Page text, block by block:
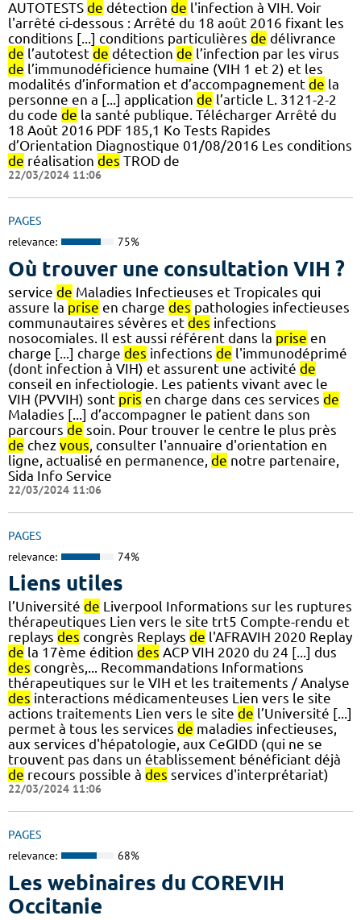
AUTOTESTS de détection de l'infection à VIH. Voir
l'arrêté ci-dessous : Arrêté du 18 août 2016 fixant les
conditions [...] conditions particulières de délivrance
de l’autotest de détection de l’infection par les virus
de l’immunodéficience humaine (VIH 1 et 2) et les
modalités d’information et d’accompagnement de la
personne en a [...] application de l’article L. 3121-2-2
du code de la santé publique. Télécharger Arrêté du
18 Août 2016 PDF 185,1 Ko Tests Rapides
d’Orientation Diagnostique 01/08/2016 Les conditions
de réalisation des TROD de
22/03/2024 11:06
PAGES
relevance: 75%
Où trouver une consultation VIH ?
service de Maladies Infectieuses et Tropicales qui
assure la prise en charge des pathologies infectieuses
communautaires sévères et des infections
nosocomiales. Il est aussi référent dans la prise en
charge [...] charge des infections de l'immunodéprimé
(dont infection à VIH) et assurent une activité de
conseil en infectiologie. Les patients vivant avec le
VIH (PVVIH) sont pris en charge dans ces services de
Maladies [...] d’accompagner le patient dans son
parcours de soin. Pour trouver le centre le plus près
de chez vous , consulter l'annuaire d'orientation en
ligne, actualisé en permanence, de notre partenaire,
Sida Info Service
22/03/2024 11:06
PAGES
relevance: 74%
Liens utiles
l’Université de Liverpool Informations sur les ruptures
thérapeutiques Lien vers le site trt5 Compte-rendu et
replays des congrès Replays de l'AFRAVIH 2020 Replay
de la 17ème édition des ACP VIH 2020 du 24 [...] dus
des congrès,... Recommandations Informations
thérapeutiques sur le VIH et les traitements / Analyse
des interactions médicamenteuses Lien vers le site
actions traitements Lien vers le site de l’Université [...]
permet à tous les services de maladies infectieuses,
aux services d'hépatologie, aux CeGIDD (qui ne se
trouvent pas dans un établissement bénéficiant déjà
de recours possible à des services d'interprétariat)
22/03/2024 11:06
PAGES
relevance: 68%
Les webinaires du COREVIH
Occitanie